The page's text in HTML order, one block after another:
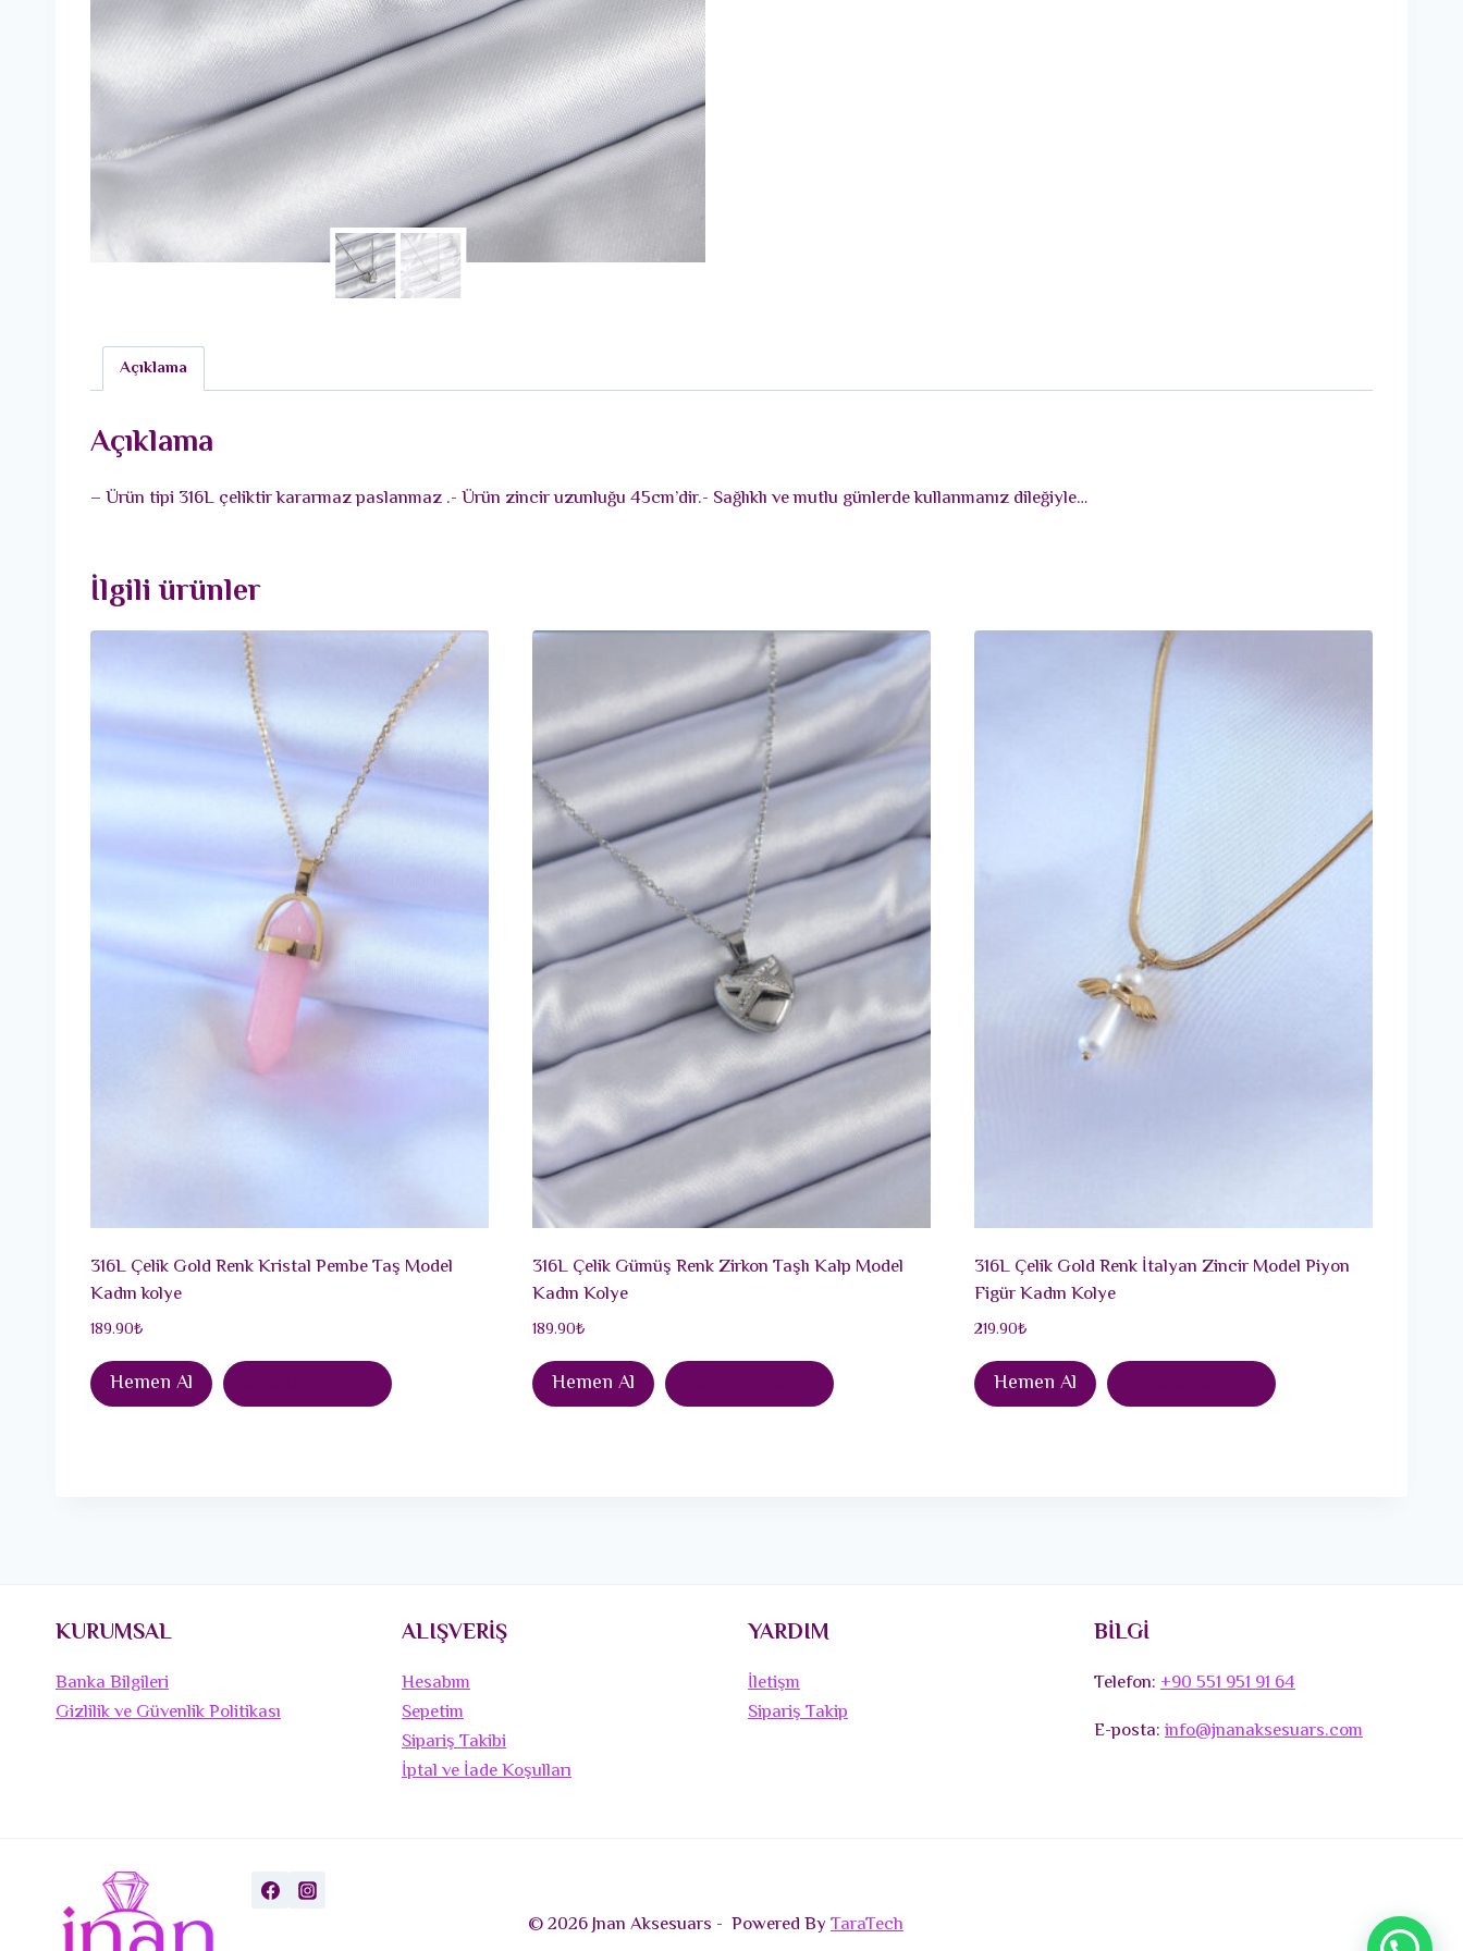
Açıklama
Açıklama
– Ürün tipi 316L çeliktir kararmaz paslanmaz .- Ürün zincir uzunluğu 45cm’dir.- Sağlıklı ve mutlu günlerde kullanmanız dileğiyle…
İlgili ürünler
316L Çelik Gold Renk Kristal Pembe Taş Model
Kadın kolye
189.90₺
Hemen Al
316L Çelik Gümüş Renk Zirkon Taşlı Kalp Model
Kadın Kolye
189.90₺
Hemen Al
316L Çelik Gold Renk İtalyan Zincir Model Piyon
Figür Kadın Kolye
219.90₺
Hemen Al
KURUMSAL
Banka Bilgileri
Gizlilik ve Güvenlik Politikası
ALIŞVERİŞ
Hesabım
Sepetim
Sipariş Takibi
İptal ve İade Koşulları
YARDIM
İletişm
Sipariş Takip
BİLGİ
Telefon:+90 551 951 91 64
E-posta:info@jnanaksesuars.com
© 2026 Jnan Aksesuars - Powered ByTaraTech